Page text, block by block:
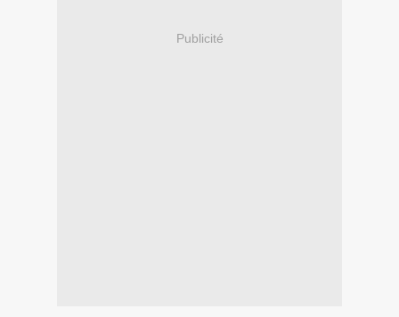
Publicité